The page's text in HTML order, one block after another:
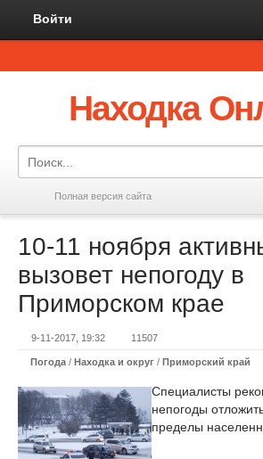
Войти
Находка
Полная версия сайта
10-11 ноября
вызовет непогоду в
Приморском крае
9-11-2017, 19:32 11507
Погода / Находка и округ / Приморский край
Специалисты
непогоды
пределы